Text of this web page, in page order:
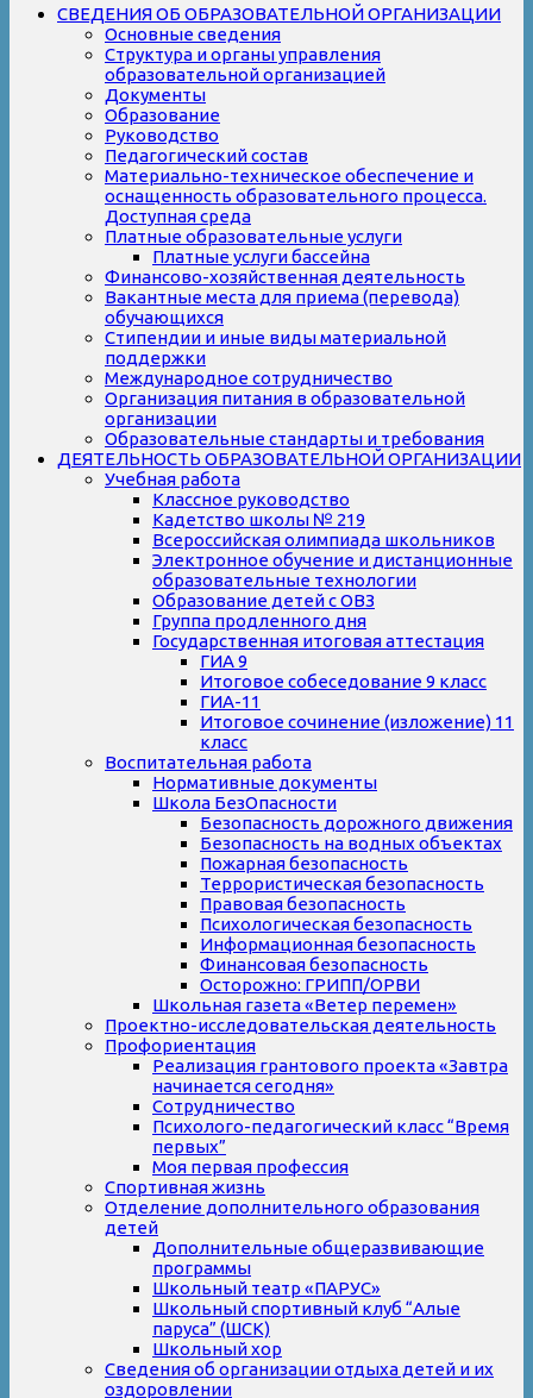
СВЕДЕНИЯ ОБ ОБРАЗОВАТЕЛЬНОЙ ОРГАНИЗАЦИИ
Основные сведения
Структура и органы управления
образовательной организацией
Документы
Образование
Руководство
Педагогический состав
Материально-техническое обеспечение и
оснащенность образовательного процесса.
Доступная среда
Платные образовательные услуги
Платные услуги бассейна
Финансово-хозяйственная деятельность
Вакантные места для приема (перевода)
обучающихся
Стипендии и иные виды материальной
поддержки
Международное сотрудничество
Организация питания в образовательной
организации
Образовательные стандарты и требования
ДЕЯТЕЛЬНОСТЬ ОБРАЗОВАТЕЛЬНОЙ ОРГАНИЗАЦИИ
Учебная работа
Классное руководство
Кадетство школы № 219
Всероссийская олимпиада школьников
Электронное обучение и дистанционные
образовательные технологии
Образование детей с ОВЗ
Группа продленного дня
Государственная итоговая аттестация
ГИА 9
Итоговое собеседование 9 класс
ГИА-11
Итоговое сочинение (изложение) 11
класс
Воспитательная работа
Нормативные документы
Школа БезОпасности
Безопасность дорожного движения
Безопасность на водных объектах
Пожарная безопасность
Террористическая безопасность
Правовая безопасность
Психологическая безопасность
Информационная безопасность
Финансовая безопасность
Осторожно: ГРИПП/ОРВИ
Школьная газета «Ветер перемен»
Проектно-исследовательская деятельность
Профориентация
Реализация грантового проекта «Завтра
начинается сегодня»
Сотрудничество
Психолого-педагогический класс “Время
первых”
Моя первая профессия
Спортивная жизнь
Отделение дополнительного образования
детей
Дополнительные общеразвивающие
программы
Школьный театр «ПАРУС»
Школьный спортивный клуб “Алые
паруса” (ШСК)
Школьный хор
Сведения об организации отдыха детей и их
оздоровлении